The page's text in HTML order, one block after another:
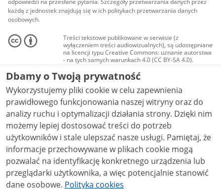
każdą z jednostek znajdują się w ich politykach przetwarzania danych
osobowych.
Treści tekstowe publikowane w serwisie (z
wyłączeniem treści audiowizualnych), są udostępniane
na licencji typu Creative Commons: uznanie autorstwa
- na tych samych warunkach 4.0 (CC BY-SA 4.0).
Materiały audiowizualne, w tym zdjęcia, materiały
audio i wideo, są udostępniane na licencji typu
Creative Commons: uznanie autorstwa użycie
niekomercyjne - bez utworów zależnych 4.0 (CC BY-
NC-ND 4.0), o ile nie jest to stwierdzone inaczej.
Dbamy o Twoją prywatność
Wykorzystujemy pliki cookie w celu zapewnienia
prawidłowego funkcjonowania naszej witryny oraz do
analizy ruchu i optymalizacji działania strony. Dzięki nim
możemy lepiej dostosować treści do potrzeb
użytkowników i stale ulepszać nasze usługi. Pamiętaj, że
informacje przechowywane w plikach cookie mogą
pozwalać na identyfikację konkretnego urządzenia lub
przeglądarki użytkownika, a więc potencjalnie stanowić
dane osobowe. Polityka cookies